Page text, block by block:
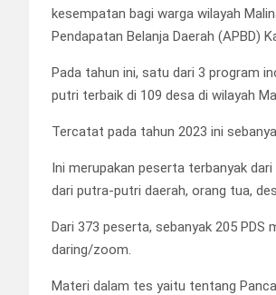
kesempatan bagi warga wilayah
Pendapatan Belanja Daerah (APBD)
Pada tahun ini, satu dari 3 program
putri terbaik di 109 desa di wilayah
Tercatat pada tahun 2023 ini
Ini merupakan peserta terbanyak
dari putra-putri daerah, orang tua,
Dari 373 peserta, sebanyak 205
daring/zoom.
Materi dalam tes yaitu tentang